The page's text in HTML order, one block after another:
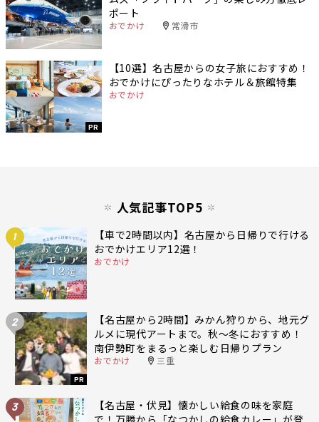
ポート
おでかけ 常滑市
PR
【10選】名古屋からの女子旅におすすめ！
おでかけにぴったりなホテル＆旅館特集
おでかけ
人気記事TOP5
1
【車で2時間以内】名古屋から日帰りで行ける
おでかけエリア12選！
おでかけ
2
PR
【名古屋から2時間】みかん狩りから、地元グ
ルメに現代アートまで。秋〜冬におすすめ！
南伊勢町をまるっと楽しむ日帰りプラン
おでかけ 三重
3
【名古屋・伏見】懐かしい給食の味を家庭
で！万勝から「なつかしの給食カレー」が登